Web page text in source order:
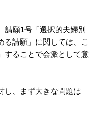
請願1号「選択的夫婦別
請願」に関しては、こ
することで会派として意
し、まず大きな問題は